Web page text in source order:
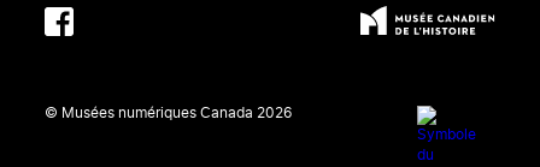
© Musées numériques Canada 2026